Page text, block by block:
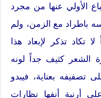
الأولي عنها من مجرد
باطراد مع الزمن، ولم
تكاد تذكر لإبعاد هذا
الشعر كثيف جداً لونه
تصفيفه بعناية، فيبدو
أرنبة أنفها نظارات